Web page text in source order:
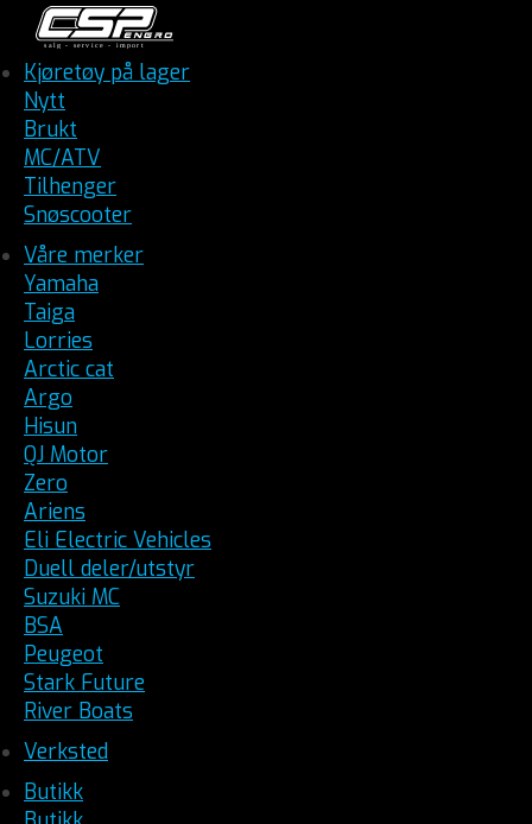
Kjøretøy på lager
Nytt
Brukt
MC/ATV
Tilhenger
Snøscooter
Våre merker
Yamaha
Taiga
Lorries
Arctic cat
Argo
Hisun
QJ Motor
Zero
Ariens
Eli Electric Vehicles
Duell deler/utstyr
Suzuki MC
BSA
Peugeot
Stark Future
River Boats
Verksted
Butikk